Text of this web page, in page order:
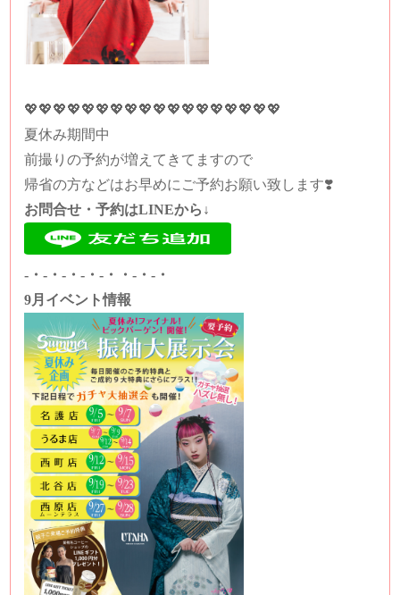
💖💖💖💖💖💖💖💖💖💖💖💖💖💖💖💖💖💖
夏休み期間中
前撮りの予約が増えてきてますので
帰省の方などはお早めにご予約お願い致します❣️
お問合せ・予約はLINEから↓
-・-・-・-・-・・-・-・
9月イベント情報